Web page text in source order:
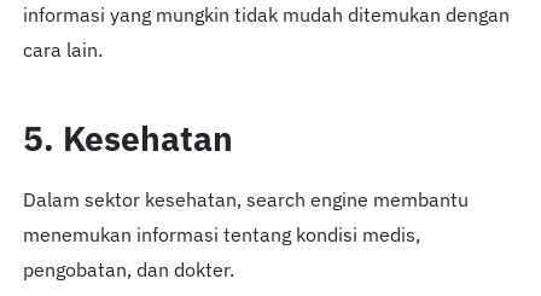
informasi yang mungkin tidak mudah ditemukan dengan
cara lain.
5. Kesehatan
Dalam sektor kesehatan, search engine membantu
menemukan informasi tentang kondisi medis,
pengobatan, dan dokter.